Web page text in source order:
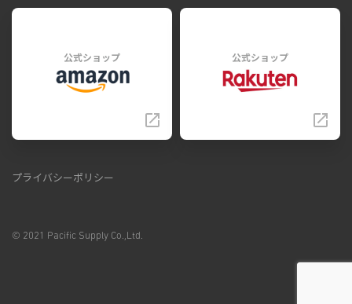
公式ショップ 公式ショップ
プライバシーポリシー
© 2021 Pacific Supply Co.,Ltd.